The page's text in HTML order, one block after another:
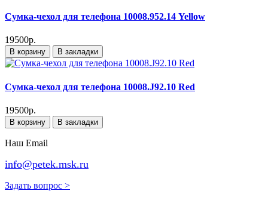
Сумка-чехол для телефона 10008.952.14 Yellow
19500р.
В корзину В закладки
Сумка-чехол для телефона 10008.J92.10 Red
19500р.
В корзину В закладки
Наш Email
info@petek.msk.ru
Задать вопрос >